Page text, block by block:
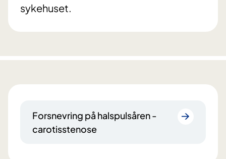
sykehuset.
Forsnevring på halspulsåren -
carotisstenose